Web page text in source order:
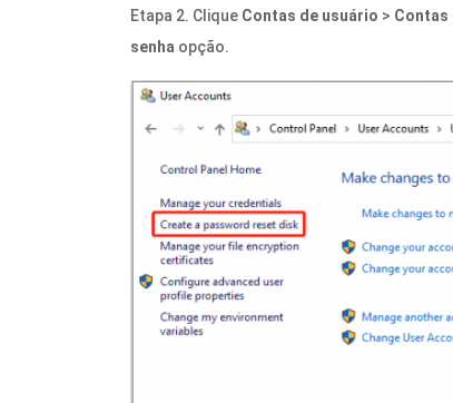
Etapa 2. Clique Contas de usuário > Contas
senha opção.